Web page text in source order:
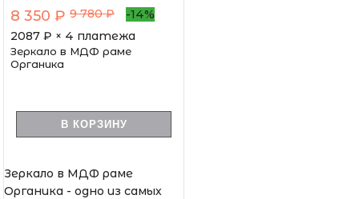
8 350 ₽ 9 780 ₽
-14%
2087 ₽ × 4 платежа
Зеркало в МДФ раме
Органика
В КОРЗИНУ
Зеркало в МДФ раме
Органика - одно из самых